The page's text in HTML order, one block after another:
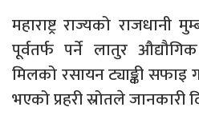
महाराष्ट्र राज्यको राजधानी
पूर्वतर्फ पर्ने लातुर
मिलको रसायन ट्याङ्की सफाइ
भएको प्रहरी स्रोतले जानकारी